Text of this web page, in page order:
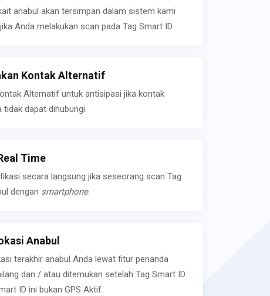
anabul akan tersimpan dalam sistem kami
Anda melakukan scan pada Tag Smart ID.
Kontak Alternatif
Alternatif untuk antisipasi jika kontak
dapat dihubungi.
Time
secara langsung jika seseorang scan Tag
dengan smartphone.
Anabul
terakhir anabul Anda lewat fitur penanda
dan / atau ditemukan setelah Tag Smart ID
ID ini bukan GPS Aktif.